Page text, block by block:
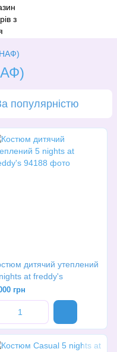
популярністю
дитячий утеплений
at freddy's
грн